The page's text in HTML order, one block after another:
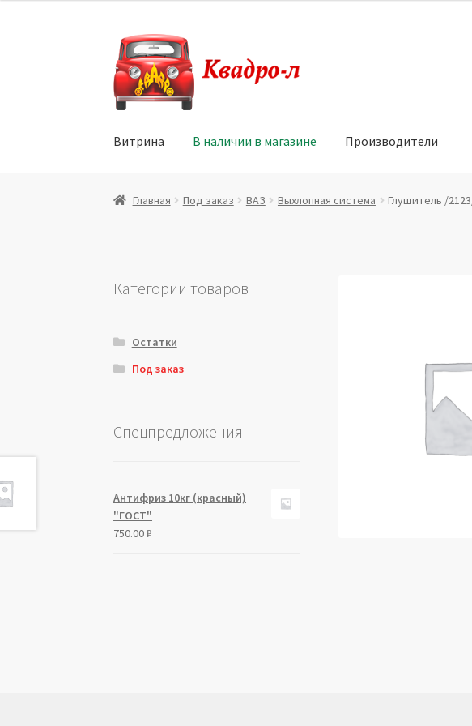
Перейти
к
навигации
Перейти
к
содержимому
Витрина В наличии в магазине Производители
Главная Витрина Мой аккаунт Политика в отношении
Главная Под заказ ВАЗ Выхлопная система Глушитель /
Категории товаров
Остатки
Под заказ
Спецпредложения
Антифриз 10кг (красный)
"ГОСТ"
750.00₽